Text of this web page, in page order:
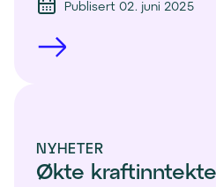
Publisert 02. juni 2025
NYHETER
Økte